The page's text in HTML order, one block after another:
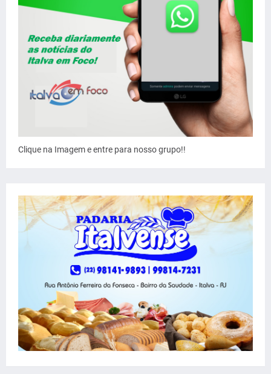
Clique na Imagem e entre para nosso grupo!!